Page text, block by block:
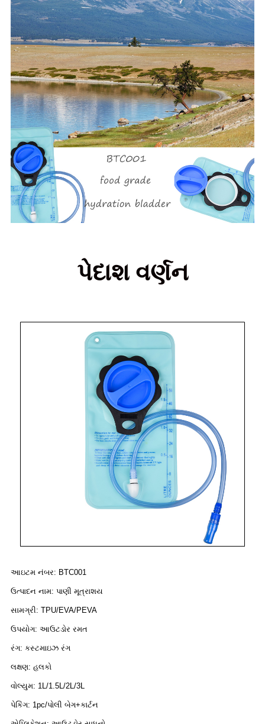
પેદાશ વર્ણન
આઇટમ નંબર: BTC001
ઉત્પાદન નામ: પાણી મૂત્રાશય
સામગ્રી: TPU/EVA/PEVA
ઉપયોગ: આઉટડોર રમત
રંગ: કસ્ટમાઇઝ રંગ
લક્ષણ: હલકો
વોલ્યુમ: 1L/1.5L/2L/3L
પેકિંગ: 1pc/પોલી બેગ+કાર્ટન